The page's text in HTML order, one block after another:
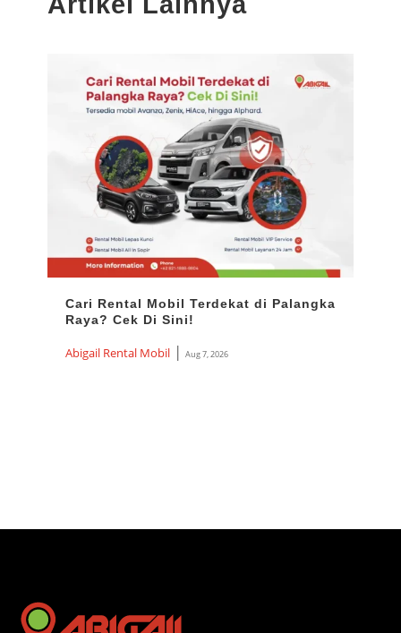
Cari Rental Mobil Terdekat di Palangka
Raya? Cek Di Sini!
Abigail Rental Mobil | Aug 7, 2026